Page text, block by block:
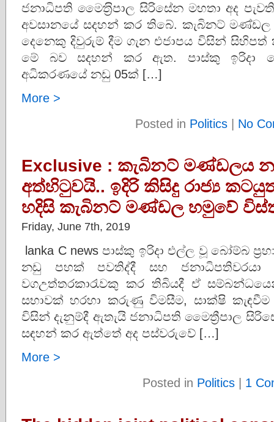
ජනාධිපති මෛත‍්‍රිපාල සිරිසේන මහතා අද
අවසානයේ සදහන් කර තිබේ. කැබිනට්
දෙනෙකු දිවුරුම් දීම ගැන එජාපය විසින් සිහිපත්
මේ බව සදහන් කර ඇත. පාස්කු ඉරිදා
අධිකරණයේ නඩු 05ක් […]
More >
Posted in Politics | No
Exclusive : කැබිනට් මණ්ඩලය
අත්හිටුවයි.. ඉදිරි කිසිදු රාජ්‍ය
හදිසි කැබිනට් මණ්ඩල හමුවේ
Friday, June 7th, 2019
lanka C news පාස්කු ඉරිදා එල්ල වූ බෝම්බ
නඩු පහක් පවතිද්දී සහ
වගඋත්තරකාරැවකු කර තිබියදී ඒ
සභාවක් හරහා කරුණු විමසීම, සාක්ෂි
විසින් දැනුම්දී ඇතැයි ජනාධිපති මෛත්‍රීපාල
සඳහන් කර ඇත්තේ අද පස්වරුවේ […]
More >
Posted in Politics | 1